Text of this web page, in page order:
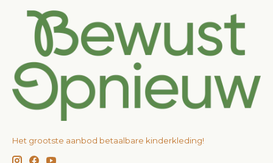
Het grootste aanbod betaalbare kinderkleding!